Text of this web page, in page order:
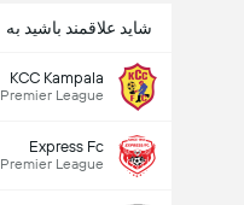
شاید علاقمند باشید به
KCC Kampala
Premier League
Express Fc
Premier League